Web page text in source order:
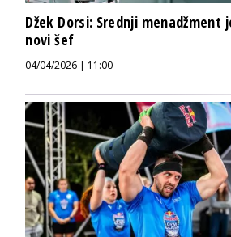
Džek Dorsi: Srednji menadžment
novi šef
04/04/2026 | 11:00